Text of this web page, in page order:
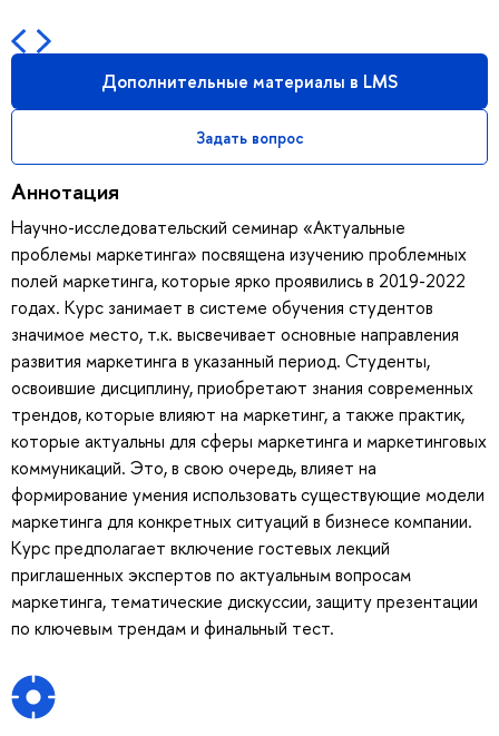
Дополнительные материалы в LMS
Задать вопрос
Аннотация
Научно-исследовательский семинар «Актуальные
проблемы маркетинга» посвящена изучению проблемных
полей маркетинга, которые ярко проявились в 2019-2022
годах. Курс занимает в системе обучения студентов
значимое место, т.к. высвечивает основные направления
развития маркетинга в указанный период. Студенты,
освоившие дисциплину, приобретают знания современных
трендов, которые влияют на маркетинг, а также практик,
которые актуальны для сферы маркетинга и маркетинговых
коммуникаций. Это, в свою очередь, влияет на
формирование умения использовать существующие модели
маркетинга для конкретных ситуаций в бизнесе компании.
Курс предполагает включение гостевых лекций
приглашенных экспертов по актуальным вопросам
маркетинга, тематические дискуссии, защиту презентации
по ключевым трендам и финальный тест.